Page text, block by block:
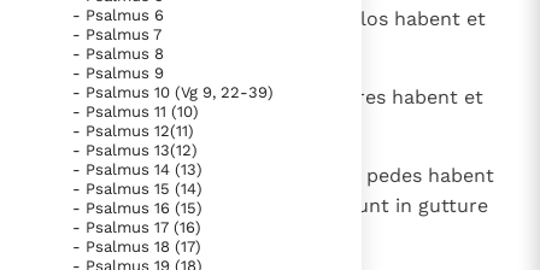
herkennen
Gods Koninkrijk groeit stilletjes door liefde, niet door
dwang
De mystiek. De mystieke verschijnselen en de
heiligheid
Berichten
Het Vaticaan publiceert een nieuwe Latijnse uitgave
van het Romeins martyrologium
Vaticaanse financiële waakhond verliest autonomie
Paus spreekt het Wereldvoedselprogramma toe
- Psalmus 6
- Psalmus 7
- Psalmus 8
- Psalmus 9
- Psalmus 10 (Vg 9, 22-39)
- Psalmus 11 (10)
- Psalmus 12(11)
- Psalmus 13(12)
- Psalmus 14 (13)
- Psalmus 15 (14)
- Psalmus 16 (15)
- Psalmus 17 (16)
- Psalmus 18 (17)
- Psalmus 19 (18)
Os habent et non loquentur, oculos habent et
non videbunt.
Aures habent et non audient, nares habent et
non odorabunt.
Manus habent et non palpabunt, pedes habent
et non ambulabunt; non clamabunt in gutture
suo.